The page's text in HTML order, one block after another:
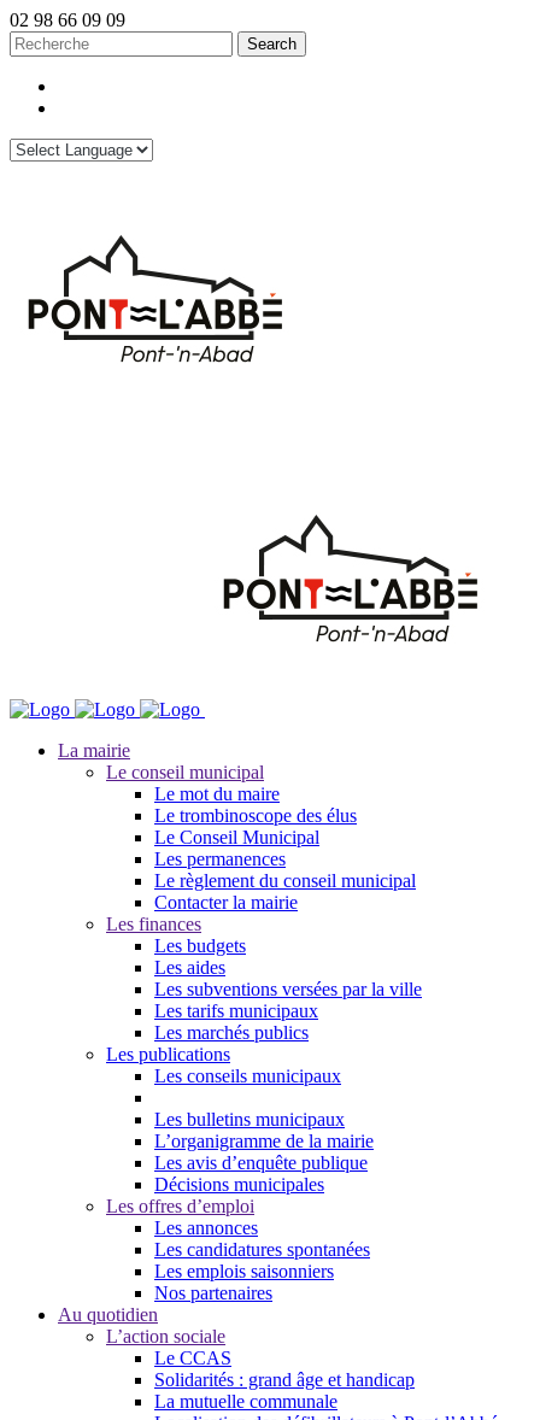
02 98 66 09 09
La mairie
Le conseil municipal
Le mot du maire
Le trombinoscope des élus
Le Conseil Municipal
Les permanences
Le règlement du conseil municipal
Contacter la mairie
Les finances
Les budgets
Les aides
Les subventions versées par la ville
Les tarifs municipaux
Les marchés publics
Les publications
Les conseils municipaux
Les bulletins municipaux
L’organigramme de la mairie
Les avis d’enquête publique
Décisions municipales
Les offres d’emploi
Les annonces
Les candidatures spontanées
Les emplois saisonniers
Nos partenaires
Au quotidien
L’action sociale
Le CCAS
Solidarités : grand âge et handicap
La mutuelle communale